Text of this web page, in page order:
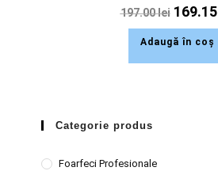
197.00lei 169.15
Adaugă în coș
Categorie produs
Foarfeci Profesionale